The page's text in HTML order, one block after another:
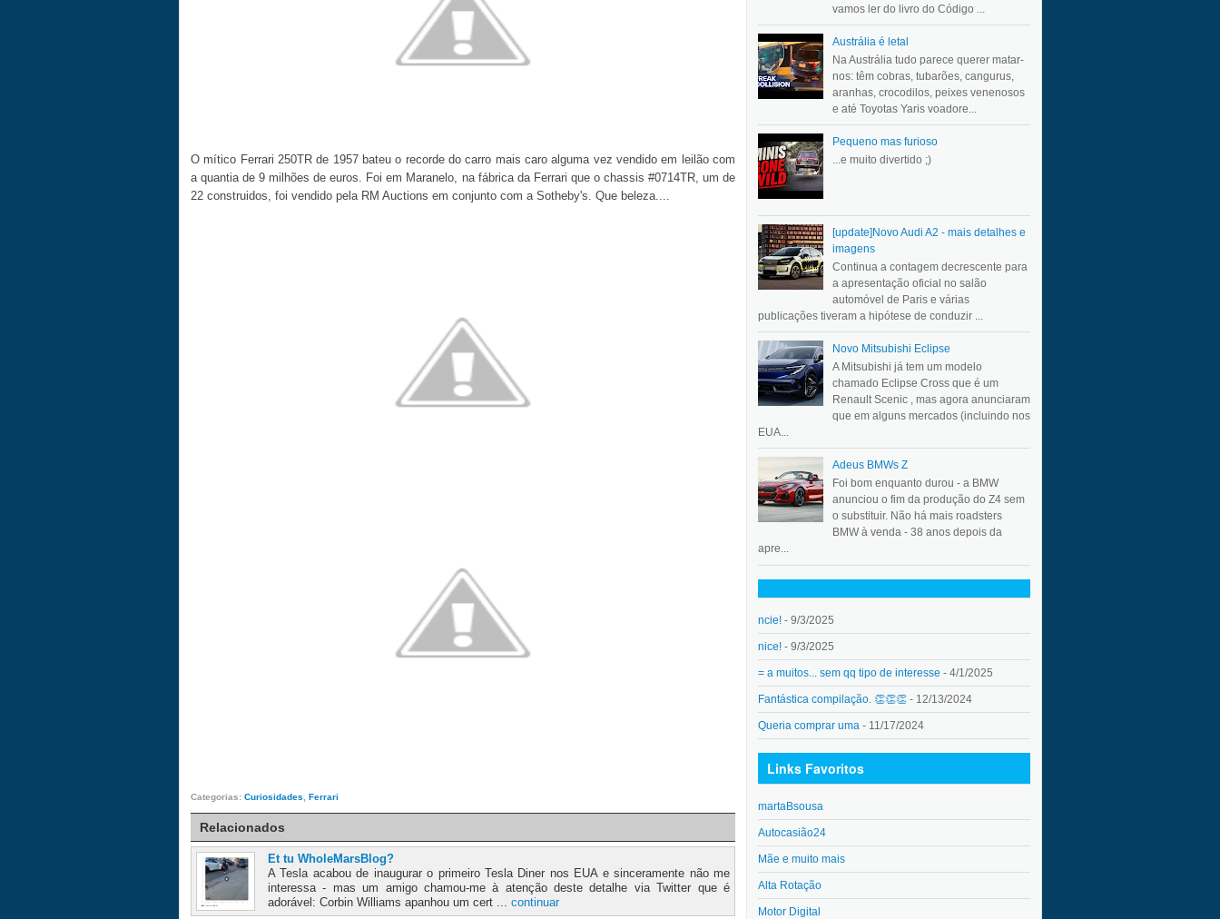
O mítico Ferrari 250TR de 1957 bateu o recorde do carro mais caro alguma vez vendido em leilão com
a quantia de 9 milhões de euros. Foi em Maranelo, na fábrica da Ferrari que o chassis #0714TR, um de
22 construidos, foi vendido pela RM Auctions em conjunto com a Sotheby's. Que beleza....
Categorias: Curiosidades Ferrari
Relacionados
Et tu WholeMarsBlog?
A Tesla acabou de inaugurar o primeiro Tesla Diner nos EUA e sinceramente não me
interessa - mas um amigo chamou-me à atenção deste detalhe via Twitter que é
adorável: Corbin Williams apanhou um cert ... continuar
vamos ler do livro do Código ...
Austrália é letal
Na Austrália tudo parece querer matar-
nos: têm cobras, tubarões, cangurus,
aranhas, crocodilos, peixes venenosos
e até Toyotas Yaris voadore...
Pequeno mas furioso
...e muito divertido ;)
[update]Novo Audi A2 - mais detalhes e
imagens
Continua a contagem decrescente para
a apresentação oficial no salão
automóvel de Paris e várias
publicações tiveram a hipótese de conduzir ...
Novo Mitsubishi Eclipse
A Mitsubishi já tem um modelo
chamado Eclipse Cross que é um
Renault Scenic , mas agora anunciaram
que em alguns mercados (incluindo nos
EUA...
Adeus BMWs Z
Foi bom enquanto durou - a BMW
anunciou o fim da produção do Z4 sem
o substituir. Não há mais roadsters
BMW à venda - 38 anos depois da
apre...
ncie! - 9/3/2025
nice! - 9/3/2025
= a muitos... sem qq tipo de interesse - 4/1/2025
Fantástica compilação. 👏👏👏 - 12/13/2024
Queria comprar uma - 11/17/2024
Links Favoritos
martaBsousa
Autocasião24
Mãe e muito mais
Alta Rotação
Motor Digital